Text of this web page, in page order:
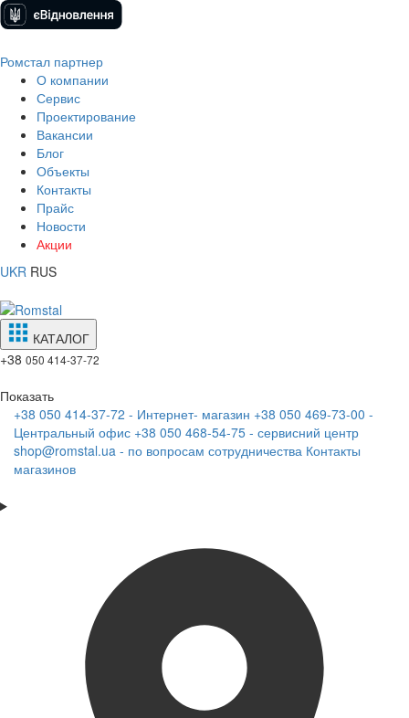
Ромстал партнер
О компании
Сервис
Проектирование
Вакансии
Блог
Объекты
Контакты
Прайс
Новости
Акции
UKR RUS
КАТАЛОГ
+38 050 414-37-72
Показать
+38 050 414-37-72 - Интернет- магазин +38 050 469-73-00 -
Центральный офис +38 050 468-54-75 - сервисний центр
shop@romstal.ua - по вопросам сотрудничества Контакты
магазинов